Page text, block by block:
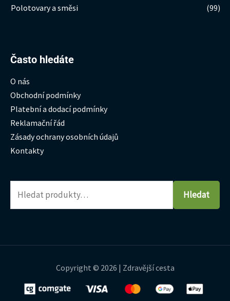
Polotovary a směsi
(99)
Často hledáte
O nás
Obchodní podmínky
Platební a dodací podmínky
Reklamační řád
Zásady ochrany osobních údajů
Kontakty
Hledat:
Hledat
Copyright © 2026 | Zdravější cesta